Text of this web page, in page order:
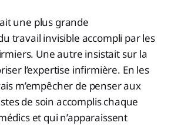
une plus grande
travail invisible accompli par les
Une autre insistait sur la
l’expertise infirmière. En les
m’empêcher de penser aux
de soin accomplis chaque
et qui n’apparaissent